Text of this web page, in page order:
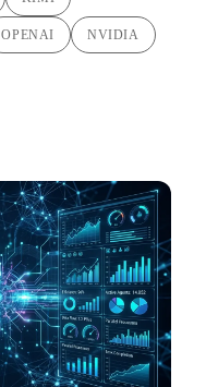
OPENAI NVIDIA